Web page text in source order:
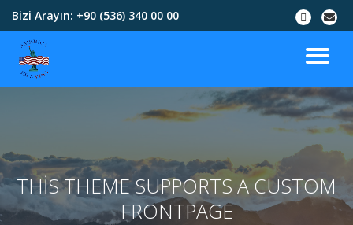
İçeriğe
Bizi Arayın: +90 (536) 340 00 00
THIS THEME SUPPORTS A CUSTOM
FRONTPAGE